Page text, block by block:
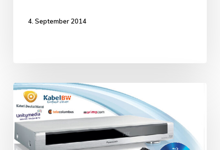
4. September 2014